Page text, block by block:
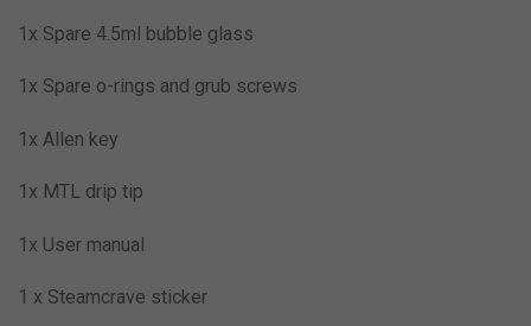
1x Spare 4.5ml bubble glass
1x Spare o-rings and grub screws
1x Allen key
1x MTL drip tip
1x User manual
1 x Steamcrave sticker